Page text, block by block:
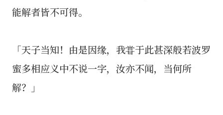
能解者皆不可得。
「天子当知！由是因缘，我甞于此甚深般若波罗
蜜多相应义中不说一字，汝亦不闻，当何所
解？」